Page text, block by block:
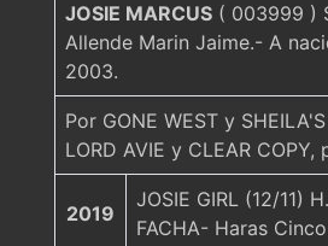
JOSIE MARCUS ( 003999 )
Allende Marin Jaime.- A
2003.
Por GONE WEST y
LORD AVIE y CLEAR COPY,
2019
JOSIE GIRL (12/11)
FACHA- Haras